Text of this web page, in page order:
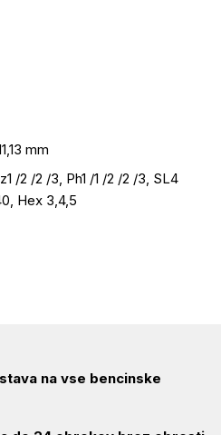
mm
/2 /2 /3, Ph1 /1 /2 /2 /3, SL4
Hex 3,4,5
na vse bencinske